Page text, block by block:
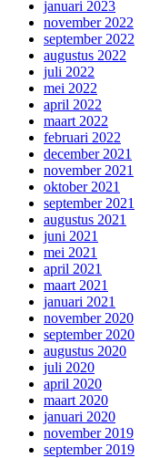
januari 2023
november 2022
september 2022
augustus 2022
juli 2022
mei 2022
april 2022
maart 2022
februari 2022
december 2021
november 2021
oktober 2021
september 2021
augustus 2021
juni 2021
mei 2021
april 2021
maart 2021
januari 2021
november 2020
september 2020
augustus 2020
juli 2020
april 2020
maart 2020
januari 2020
november 2019
september 2019